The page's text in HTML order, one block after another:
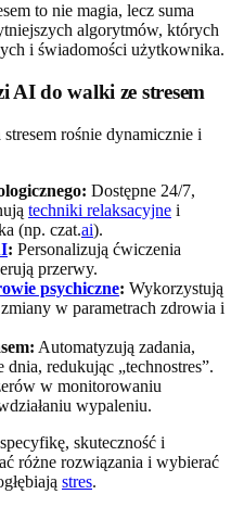
to nie magia, lecz suma
algorytmów, których
i świadomości użytkownika.
AI do walki ze stresem
stresem rośnie dynamicznie i
Dostępne 24/7,
techniki relaksacyjne i
(np. czat.ai).
: Personalizują ćwiczenia
przerwy.
psychiczne: Wykorzystują
w parametrach zdrowia i
Automatyzują zadania,
redukując „technostres”.
w monitorowaniu
wypaleniu.
skuteczność i
różne rozwiązania i wybierać
stres.